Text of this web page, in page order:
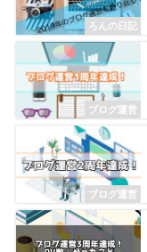
ろんの日記
ブログ運営
ブログ運営